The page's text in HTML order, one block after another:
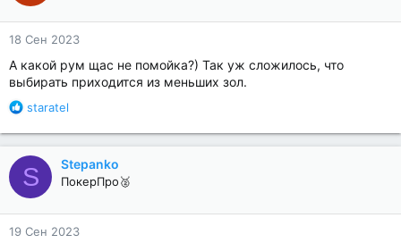
18 Сен 2023
А какой рум щас не помойка?) Так уж сложилось, что
выбирать приходится из меньших зол.
Р
а
к
ц
и
и
:
staratel
S Stepanko
ПокерПро🥈
19 Сен 2023